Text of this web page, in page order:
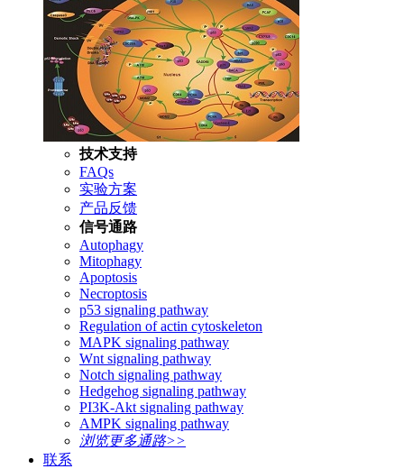
技术支持
FAQs
实验方案
产品反馈
信号通路
Autophagy
Mitophagy
Apoptosis
Necroptosis
p53 signaling pathway
Regulation of actin cytoskeleton
MAPK signaling pathway
Wnt signaling pathway
Notch signaling pathway
Hedgehog signaling pathway
PI3K-Akt signaling pathway
AMPK signaling pathway
浏览更多通路>>
联系